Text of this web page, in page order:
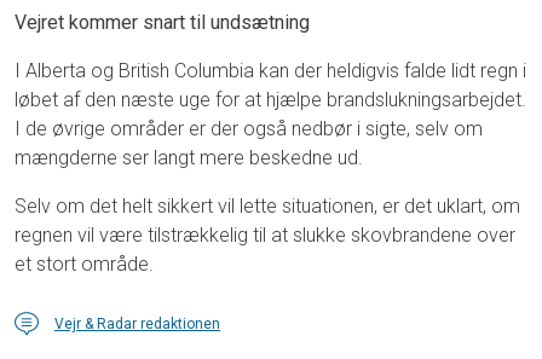
Vejret kommer snart til undsætning
I Alberta og British Columbia kan der heldigvis falde lidt regn i
løbet af den næste uge for at hjælpe brandslukningsarbejdet.
I de øvrige områder er der også nedbør i sigte, selv om
mængderne ser langt mere beskedne ud.
Selv om det helt sikkert vil lette situationen, er det uklart, om
regnen vil være tilstrækkelig til at slukke skovbrandene over
et stort område.
Vejr & Radar redaktionen